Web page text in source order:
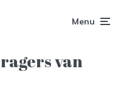
Menu
van